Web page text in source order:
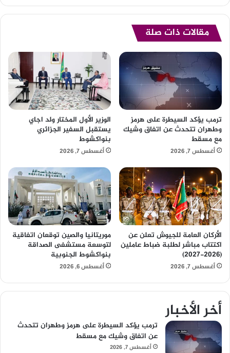
مقالات ذات صلة
ترمب يؤكد السيطرة على هرمز
وطهران تتحدث عن اتفاق وشيك
مع مسقط
أغسطس 7, 2026
الوزير الأول المختار ولد اجاي
يستقبل السفير الجزائري
بنواكشوط
أغسطس 7, 2026
الأركان العامة للجيوش تعلن عن
اكتتاب مباشر لطلبة ضباط عاملين
(2026-2027)
أغسطس 7, 2026
موريتانيا والصين توقعان اتفاقية
لتوسعة مستشفى الصداقة
بنواكشوط الجنوبية
أغسطس 6, 2026
أخر الأخبار
ترمب يؤكد السيطرة على هرمز وطهران تتحدث
عن اتفاق وشيك مع مسقط
أغسطس 7, 2026